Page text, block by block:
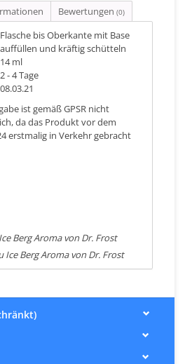
Bewertungen (0)
Flasche bis Oberkante mit Base
auffüllen und kräftig schütteln
14 ml
2 - 4 Tage
08.03.21
ist gemäß GPSR nicht
da das Produkt vor dem
erstmalig in Verkehr gebracht
Berg Aroma von Dr. Frost
Ice Berg Aroma von Dr. Frost